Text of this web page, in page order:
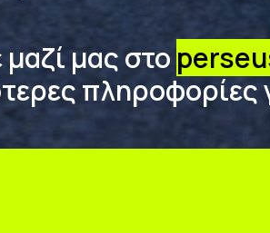
μας στο
πληροφορίες